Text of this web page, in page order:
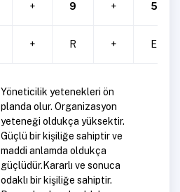
+ 9 + 5
+ R + E
Yöneticilik yetenekleri ön
planda olur. Organizasyon
yeteneği oldukça yüksektir.
Güçlü bir kişiliğe sahiptir ve
maddi anlamda oldukça
güçlüdür.Kararlı ve sonuca
odaklı bir kişiliğe sahiptir.